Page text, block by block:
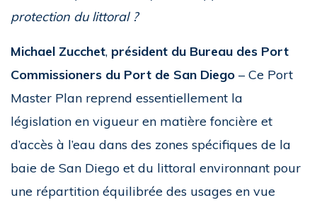
protection du littoral ?
Michael Zucchet, président du Bureau des Port
Commissioners du Port de San Diego – Ce Port
Master Plan reprend essentiellement la
législation en vigueur en matière foncière et
d’accès à l’eau dans des zones spécifiques de la
baie de San Diego et du littoral environnant pour
une répartition équilibrée des usages en vue